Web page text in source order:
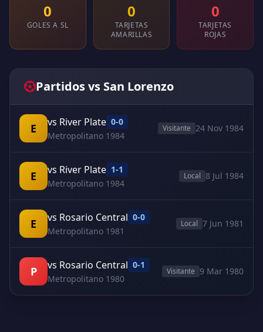
0
GOLES A SL
0
TARJETAS
AMARILLAS
0
TARJETAS
ROJAS
Partidos vs San Lorenzo
E vs River Plate 0-0
Metropolitano 1984
Visitante 24 Nov 1984
E vs River Plate 1-1
Metropolitano 1984
Local 8 Jul 1984
E vs Rosario Central 0-0
Metropolitano 1981
Local 7 Jun 1981
P vs Rosario Central 0-1
Metropolitano 1980
Visitante 9 Mar 1980